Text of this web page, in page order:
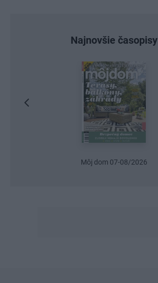
Najnovšie časopisy
Môj dom 07-08/2026